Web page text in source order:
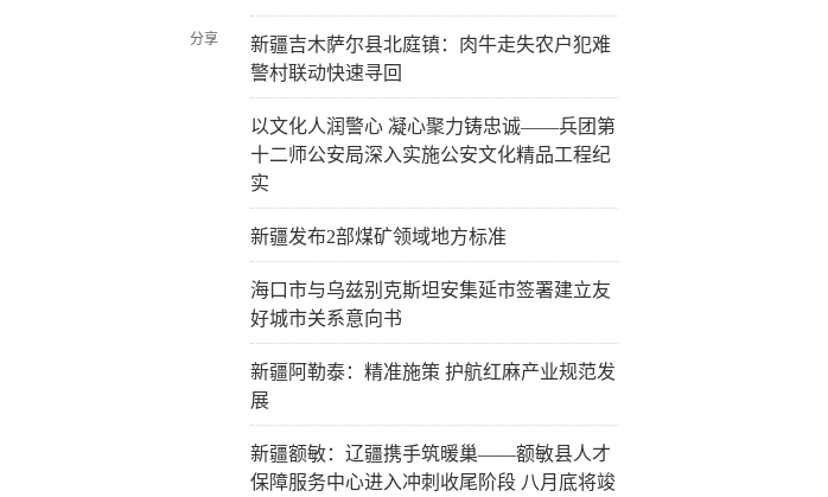
分享
新疆吉木萨尔县北庭镇：肉牛走失农户犯难
警村联动快速寻回
以文化人润警心 凝心聚力铸忠诚——兵团第
十二师公安局深入实施公安文化精品工程纪
实
新疆发布2部煤矿领域地方标准
海口市与乌兹别克斯坦安集延市签署建立友
好城市关系意向书
新疆阿勒泰：精准施策 护航红麻产业规范发
展
新疆额敏：辽疆携手筑暖巢——额敏县人才
保障服务中心进入冲刺收尾阶段 八月底将竣